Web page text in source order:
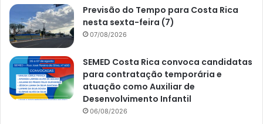
Previsão do Tempo para Costa Rica
nesta sexta-feira (7)
07/08/2026
SEMED Costa Rica convoca candidatas
para contratação temporária e
atuação como Auxiliar de
Desenvolvimento Infantil
06/08/2026